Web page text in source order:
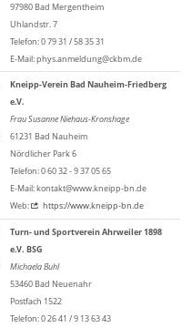
97980 Bad Mergentheim
Uhlandstr. 7
Telefon: 0 79 31 / 58 35 31
E-Mail: phys.anmeldung@ckbm.de
Kneipp-Verein Bad Nauheim-Friedberg
e.V.
Frau Susanne Niehaus-Kronshage
61231 Bad Nauheim
Nördlicher Park 6
Telefon: 0 60 32 - 9 37 05 65
E-Mail: kontakt@www.kneipp-bn.de
Web:
https://www.kneipp-bn.de
Turn- und Sportverein Ahrweiler 1898
e.V. BSG
Michaela Buhl
53460 Bad Neuenahr
Postfach 1522
Telefon: 0 26 41 / 9 13 63 43